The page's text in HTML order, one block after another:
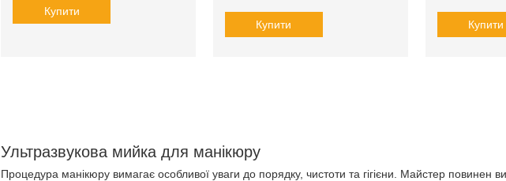
Купити
Купити Купити
Ультразвукова мийка для манікюру
Процедура манікюру вимагає особливої уваги до порядку, чистоти та гігієни. Майстер